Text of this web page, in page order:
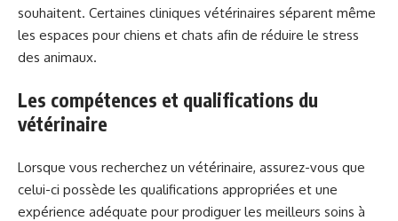
souhaitent. Certaines cliniques vétérinaires séparent même
les espaces pour chiens et chats afin de réduire le stress
des animaux.
Les compétences et qualifications du
vétérinaire
Lorsque vous recherchez un vétérinaire, assurez-vous que
celui-ci possède les qualifications appropriées et une
expérience adéquate pour prodiguer les meilleurs soins à